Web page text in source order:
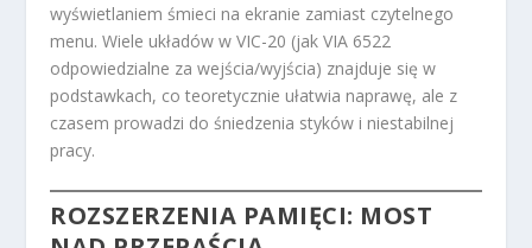
wyświetlaniem śmieci na ekranie zamiast czytelnego
menu. Wiele układów w VIC-20 (jak VIA 6522
odpowiedzialne za wejścia/wyjścia) znajduje się w
podstawkach, co teoretycznie ułatwia naprawę, ale z
czasem prowadzi do śniedzenia styków i niestabilnej
pracy.
ROZSZERZENIA PAMIĘCI: MOST